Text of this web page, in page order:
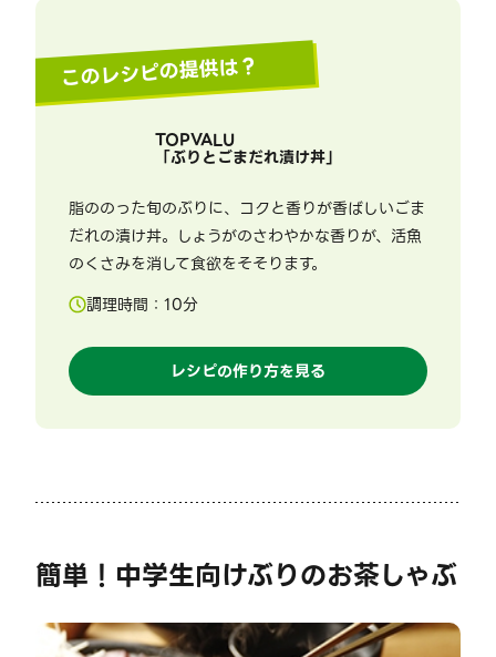
このレシピの提供は？
TOPVALU
「ぶりとごまだれ漬け丼」
脂ののった旬のぶりに、コクと香りが香ばしいごま
だれの漬け丼。しょうがのさわやかな香りが、活魚
のくさみを消して食欲をそそります。
調理時間： 10分
レシピの作り方を見る
簡単！中学生向けぶりのお茶しゃぶ